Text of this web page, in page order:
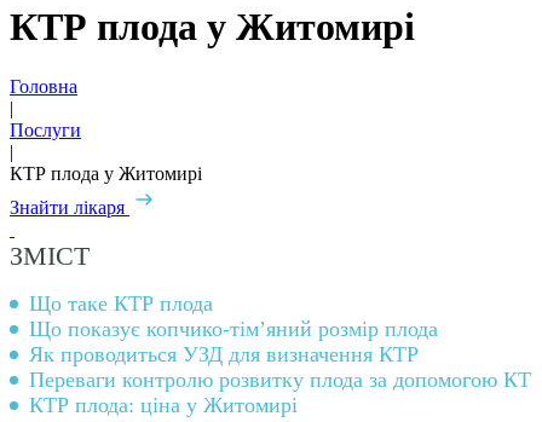
КТР плода у Житомирі
Головна
|
Послуги
|
КТР плода у Житомирі
Знайти лікаря
ЗМІСТ
Що таке КТР плода
Що показує копчико-тім’яний розмір плода
Як проводиться УЗД для визначення КТР
Переваги контролю розвитку плода за допомогою КТР
КТР плода: ціна у Житомирі